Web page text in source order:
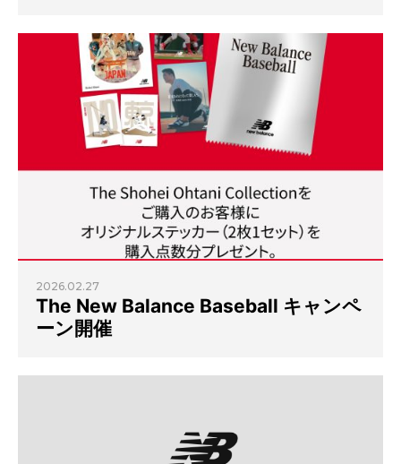
2026.02.27
The New Balance Baseball キャンペ
ーン開催